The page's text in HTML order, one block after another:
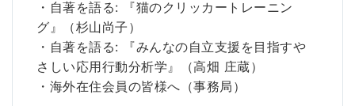
・自著を語る: 『猫のクリッカートレーニン
グ』（杉山尚子）
・自著を語る: 『みんなの自立支援を目指すや
さしい応用行動分析学』（高畑 庄蔵）
・海外在住会員の皆様へ（事務局）